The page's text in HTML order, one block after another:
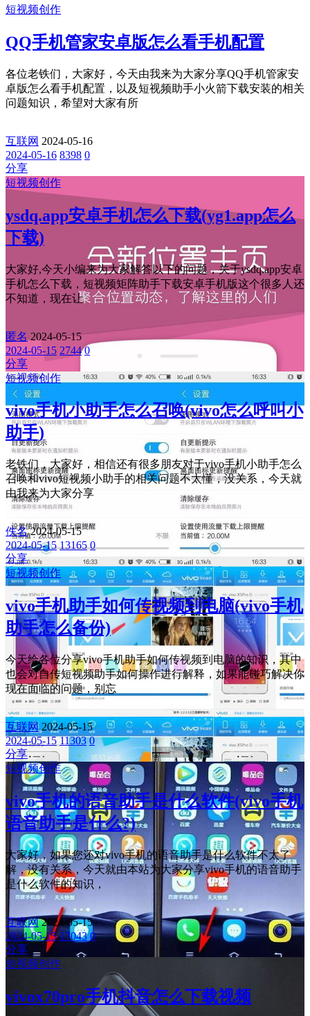
短视频创作
QQ手机管家安卓版怎么看手机配置
各位老铁们，大家好，今天由我来为大家分享QQ手机管家安
卓版怎么看手机配置，以及短视频助手小火箭下载安装的相关
问题知识，希望对大家有所
互联网 2024-05-16
2024-05-16 8398 0
分享
短视频创作
ysdq.app安卓手机怎么下载(yg1.app怎么
下载)
大家好,今天小编来为大家解答以下的问题，关于ysdq.app安卓
手机怎么下载，短视频矩阵助手下载安卓手机版这个很多人还
不知道，现在让
匿名 2024-05-15
2024-05-15 2744 0
分享
短视频创作
vivo手机小助手怎么召唤(vivo怎么呼叫小
助手)
老铁们，大家好，相信还有很多朋友对于vivo手机小助手怎么
召唤和vivo短视频小助手的相关问题不太懂，没关系，今天就
由我来为大家分享
佚名 2024-05-15
2024-05-15 13165 0
分享
短视频创作
vivo手机助手如何传视频到电脑(vivo手机
助手怎么备份)
今天给各位分享vivo手机助手如何传视频到电脑的知识，其中
也会对自传短视频助手如何操作进行解释，如果能碰巧解决你
现在面临的问题，别忘
互联网 2024-05-15
2024-05-15 11303 0
分享
短视频创作
vivo手机的语音助手是什么软件(vivo手机
语音助手是什么?)
大家好，如果您还对vivo手机的语音助手是什么软件不太了
解，没有关系，今天就由本站为大家分享vivo手机的语音助手
是什么软件的知识，
互联网 2024-05-15
2024-05-15 17043 0
分享
短视频创作
vivox70pro手机抖音怎么下载视频